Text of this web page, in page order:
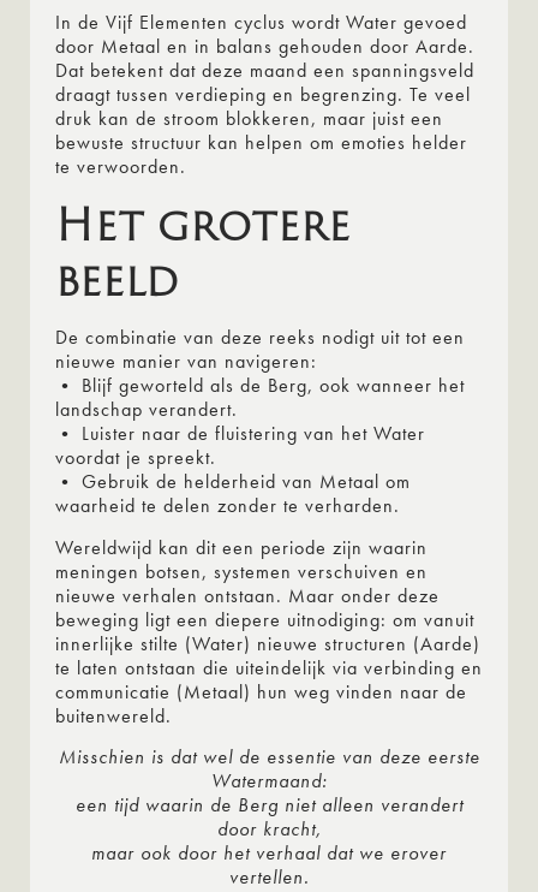
In de Vijf Elementen cyclus wordt Water gevoed
door Metaal en in balans gehouden door Aarde.
Dat betekent dat deze maand een spanningsveld
draagt tussen verdieping en begrenzing. Te veel
druk kan de stroom blokkeren, maar juist een
bewuste structuur kan helpen om emoties helder
te verwoorden.
Het grotere
beeld
De combinatie van deze reeks nodigt uit tot een
nieuwe manier van navigeren:
• Blijf geworteld als de Berg, ook wanneer het
landschap verandert.
• Luister naar de fluistering van het Water
voordat je spreekt.
• Gebruik de helderheid van Metaal om
waarheid te delen zonder te verharden.
Wereldwijd kan dit een periode zijn waarin
meningen botsen, systemen verschuiven en
nieuwe verhalen ontstaan. Maar onder deze
beweging ligt een diepere uitnodiging: om vanuit
innerlijke stilte (Water) nieuwe structuren (Aarde)
te laten ontstaan die uiteindelijk via verbinding en
communicatie (Metaal) hun weg vinden naar de
buitenwereld.
Misschien is dat wel de essentie van deze eerste
Watermaand:
een tijd waarin de Berg niet alleen verandert
door kracht,
maar ook door het verhaal dat we erover
vertellen.